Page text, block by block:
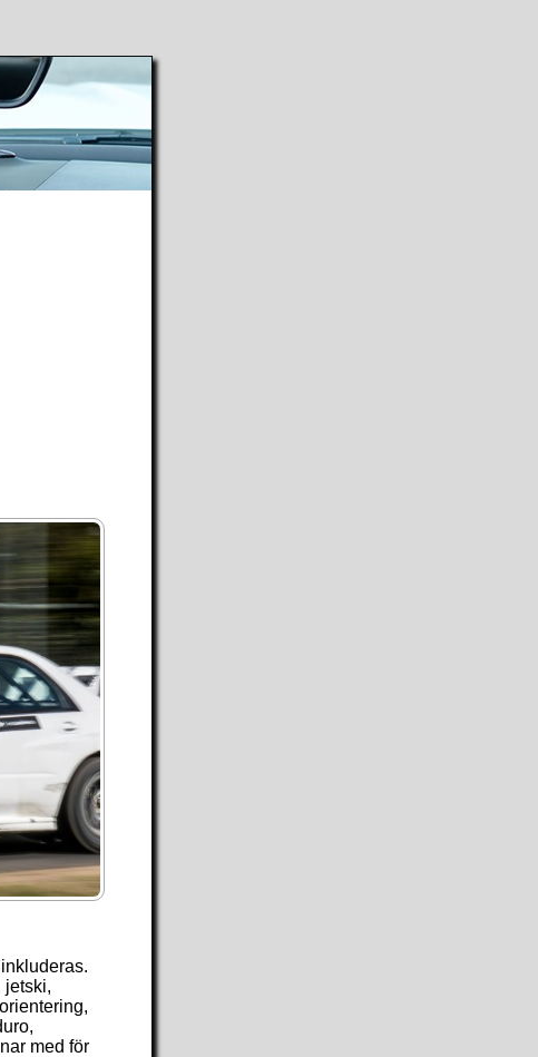
jetski,
med för